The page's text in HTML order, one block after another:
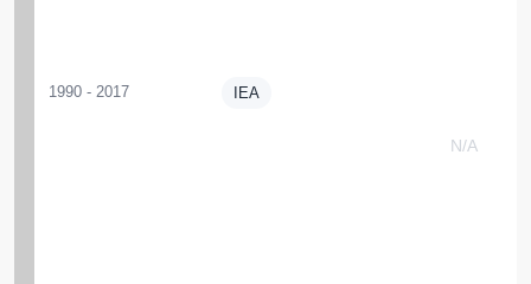
N/A
1990 - 2017 IEA